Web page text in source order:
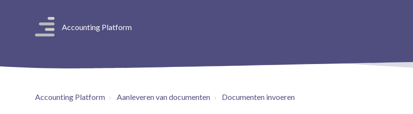
Accounting Platform
Accounting Platform Aanleveren van documenten Documenten invoeren